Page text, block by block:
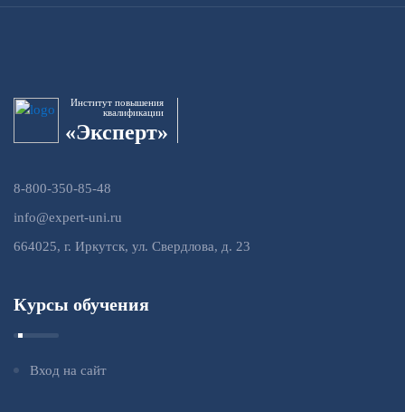
Институт повышения
квалификации
«Эксперт»
8-800-350-85-48
info@expert-uni.ru
664025, г. Иркутск, ул. Свердлова, д. 23
Курсы обучения
Вход на сайт